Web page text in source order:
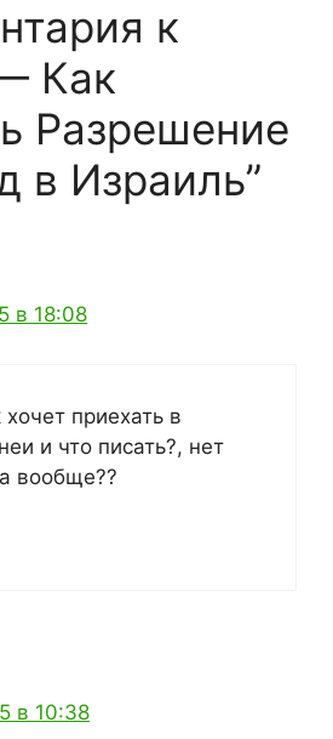
к
Как
Разрешение
в Израиль”
в 18:08
приехать в
и что писать?, нет
вообще??
в 10:38